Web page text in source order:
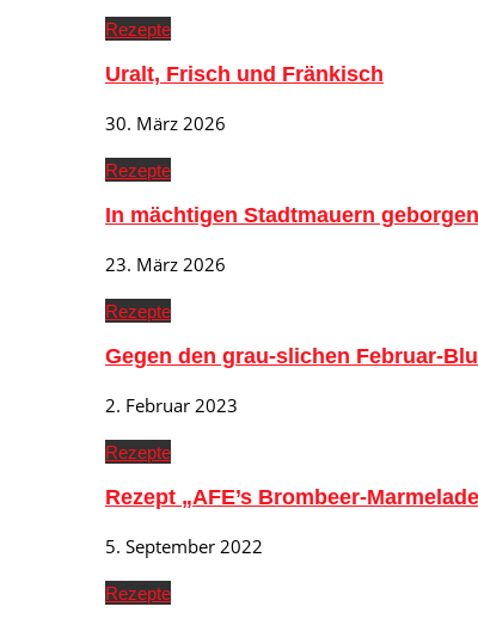
Rezepte
Uralt, Frisch und Fränkisch
30. März 2026
Rezepte
In mächtigen Stadtmauern
23. März 2026
Rezepte
Gegen den grau-slichen Februar-
2. Februar 2023
Rezepte
Rezept „AFE’s Brombeer-
5. September 2022
Rezepte